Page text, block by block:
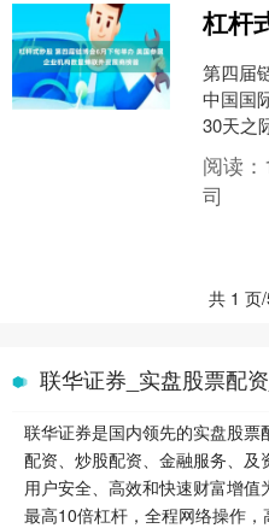
第四届
中国国
30天之
行的发
数揭晓
阅读：
司
共 1 页
联华证券_实盘股票配
联华证券是国内领先的实盘股
配资、炒股配资、金融服务、
用户安全、高效和快速财富增
最高10倍杠杆，全程网络操作